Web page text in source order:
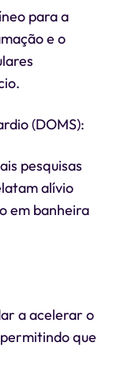
para a
e o
(DOMS):
pesquisas
alívio
em banheira
a acelerar o
que